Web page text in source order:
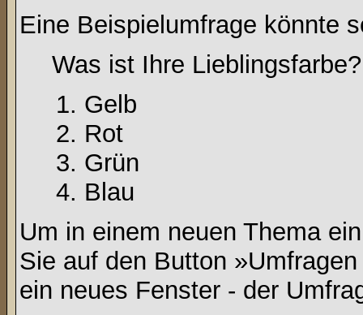
Eine Beispielumfrage könnte
Was ist Ihre Lieblingsfarbe?
Gelb
Rot
Grün
Blau
Um in einem neuen Thema
Sie auf den Button
ein neues Fenster - der